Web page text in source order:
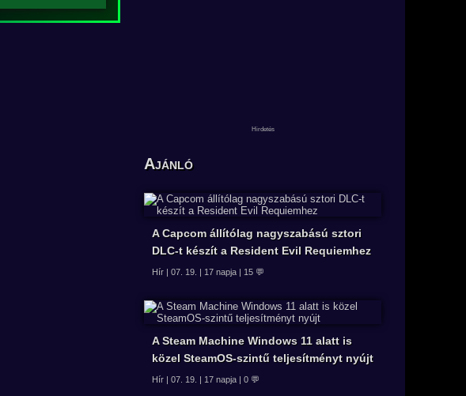
Ajánló
A Capcom állítólag nagyszabású sztori
DLC-t készít a Resident Evil Requiemhez
Hír | 07. 19. | 17 napja | 15 💬
A Steam Machine Windows 11 alatt is
közel SteamOS-szintű teljesítményt nyújt
Hír | 07. 19. | 17 napja | 0 💬